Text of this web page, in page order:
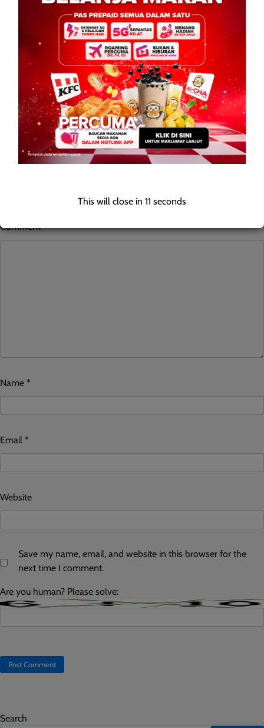
November 27, 2025 0
KOTA KINABALU: 27 November 2025 — Yong Yit Jee, calon
nombor 5, N.19 Likas, mewakili Parti Maju Sabah (SAPP)
mengetengahkan pendekatan kempen berfokuskan media
sosial […]
Leave a Reply
Comment*
Name *
Email *
Website
Save my name, email, and website in this browser for the
next time I comment.
Are you human? Please solve:
Search
This will close in 10 seconds